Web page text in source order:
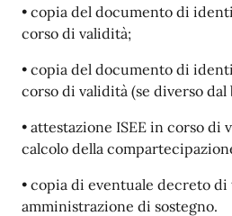
• copia del documento di
corso di validità;
• copia del documento di
corso di validità (se diverso
• attestazione ISEE in corso di
calcolo della
• copia di eventuale decreto
amministrazione di sostegno.